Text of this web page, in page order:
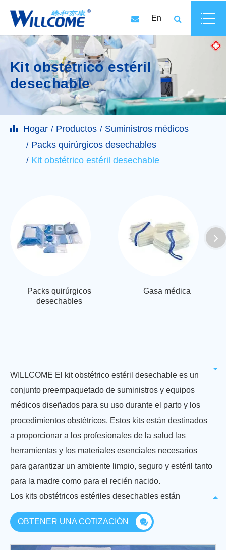
En
Kit obstétrico estéril
desechable
Hogar Productos
Suministros médicos
Packs quirúrgicos desechables
Kit obstétrico estéril desechable
Packs quirúrgicos
desechables
Gasa médica
WILLCOME El kit obstétrico estéril desechable es un
conjunto preempaquetado de suministros y equipos
médicos diseñados para su uso durante el parto y los
procedimientos obstétricos. Estos kits están destinados
a proporcionar a los profesionales de la salud las
herramientas y los materiales esenciales necesarios
para garantizar un ambiente limpio, seguro y estéril tanto
para la madre como para el recién nacido.
Los kits obstétricos estériles desechables están
diseñados para garantizar que todos los suministros
necesarios estén fácilmente disponibles, reducir el
OBTENER UNA COTIZACIÓN